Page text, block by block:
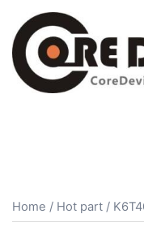
Home / Hot part /